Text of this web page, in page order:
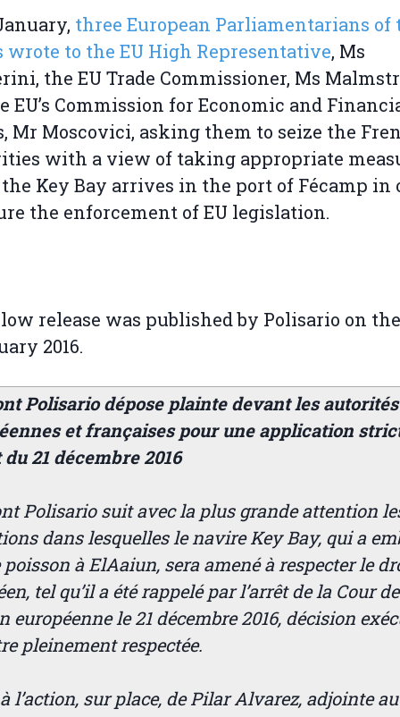
three European Parliamentarians of
wrote to the EU High Representative, Ms
the EU Trade Commissioner, Ms
EU’s Commission for Economic and
Mr Moscovici, asking them to seize the
with a view of taking appropriate
Key Bay arrives in the port of Fécamp in
the enforcement of EU legislation.
release was published by Polisario on
2016.
Polisario dépose plainte devant les autorités
et françaises pour une application
du 21 décembre 2016
Polisario suit avec la plus grande attention
dans lesquelles le navire Key Bay, qui a
poisson à ElAaiun, sera amené à respecter le
tel qu’il a été rappelé par l’arrêt de la Cour
européenne le 21 décembre 2016, décision
pleinement respectée.
l’action, sur place, de Pilar Alvarez, adjointe